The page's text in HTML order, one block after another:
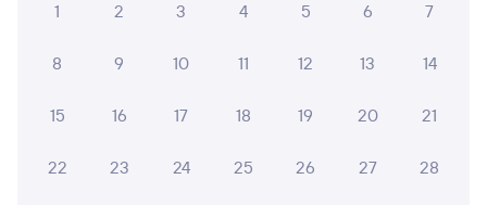
1
2 3 4 5 6 7
8 9 10 11 12 13 14
15 16 17 18 19 20 21
22 23 24 25 26 27 28